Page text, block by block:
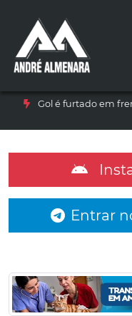
Gol é furtado em
Entrar